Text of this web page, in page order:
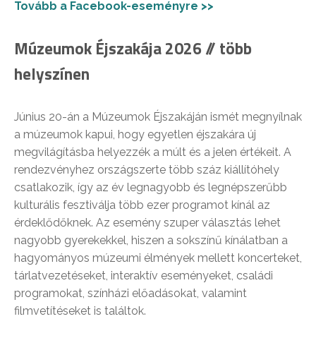
Tovább a Facebook-eseményre >>
Múzeumok Éjszakája 2026 // több
helyszínen
Június 20-án a Múzeumok Éjszakáján ismét megnyílnak
a múzeumok kapui, hogy egyetlen éjszakára új
megvilágításba helyezzék a múlt és a jelen értékeit. A
rendezvényhez országszerte több száz kiállítóhely
csatlakozik, így az év legnagyobb és legnépszerűbb
kulturális fesztiválja több ezer programot kínál az
érdeklődőknek. Az esemény szuper választás lehet
nagyobb gyerekekkel, hiszen a sokszínű kínálatban a
hagyományos múzeumi élmények mellett koncerteket,
tárlatvezetéseket, interaktív eseményeket, családi
programokat, színházi előadásokat, valamint
filmvetítéseket is találtok.